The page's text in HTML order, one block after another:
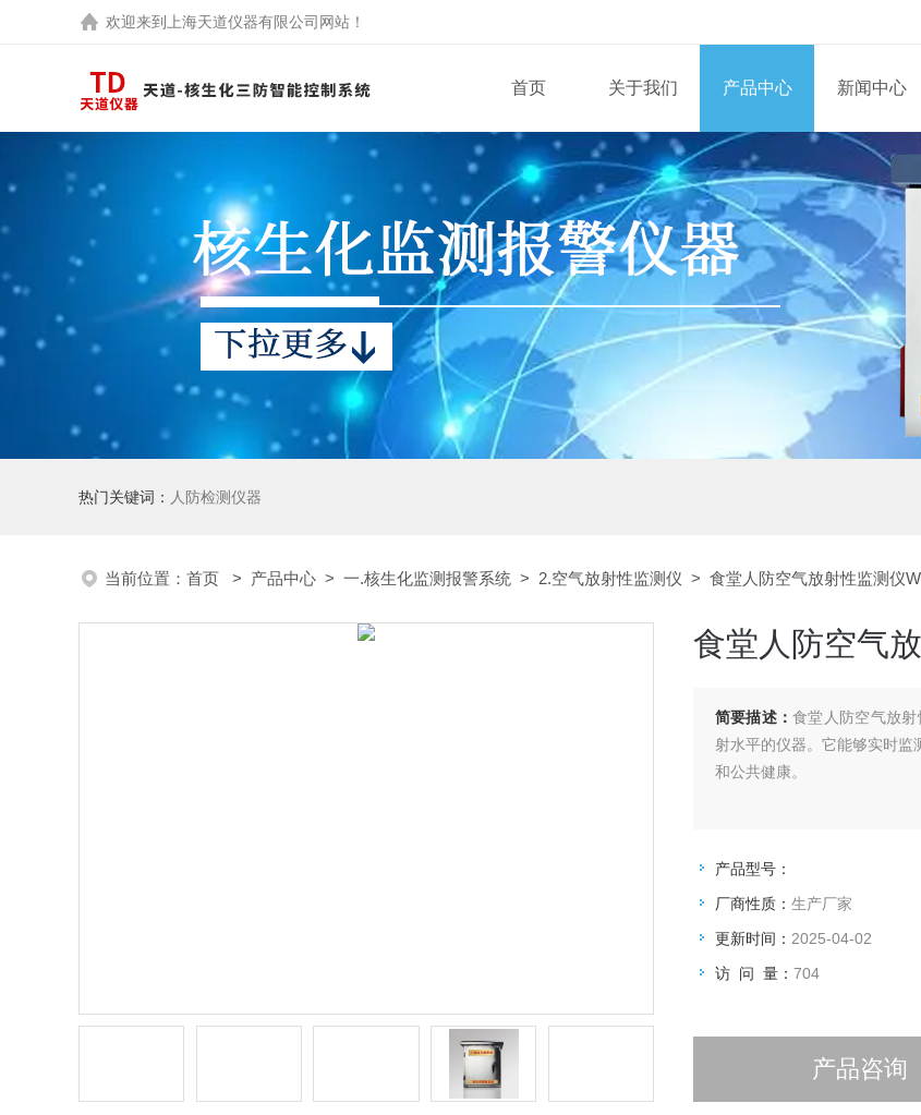
欢迎来到 上海天道仪器有限公司 网站！
首页 关于我们 产品中心 新闻中心
热门关键词： 人防检测仪器
当前位置： 首页 > 产品中心 > 一.核生化监测报警系统 > 2.空气放射性监测仪 > 食堂人防空气放射性监测仪
食堂人防空气
简要描述： 食堂人防空气放
射水平的仪器。它能够实时监
和公共健康。
产品型号：
厂商性质： 生产厂家
更新时间： 2025-04-02
访 问 量： 704
产品咨询